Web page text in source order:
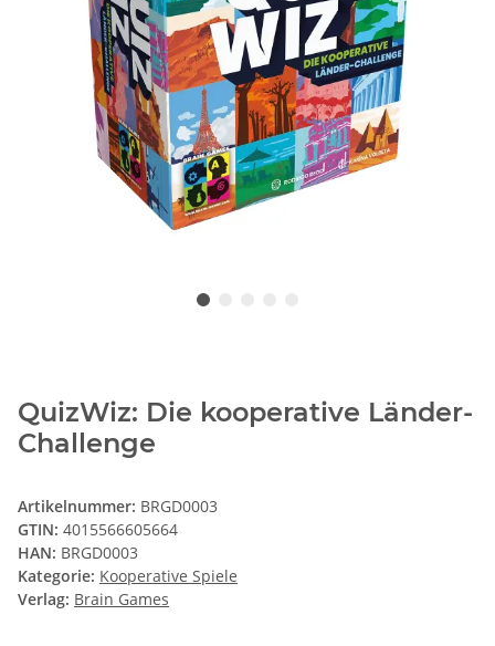
QuizWiz: Die kooperative Länder-
Challenge
Artikelnummer: BRGD0003
GTIN: 4015566605664
HAN: BRGD0003
Kategorie: Kooperative Spiele
Verlag: Brain Games